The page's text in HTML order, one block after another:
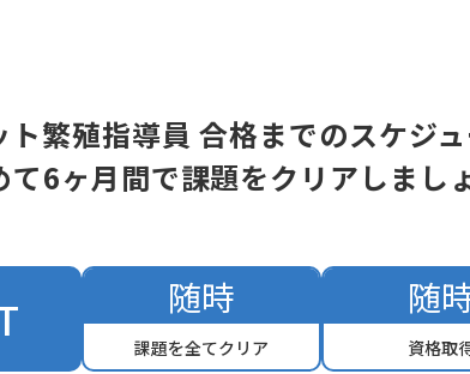
繁殖指導員 合格までのスケジ
て6ヶ月間で課題をクリアしまし
随時
課題を全てクリア
随
資格取